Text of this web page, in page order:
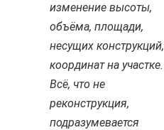
изменение высоты,
объёма, площади,
несущих конструкций,
координат на участке.
Всё, что не
реконструкция,
подразумевается